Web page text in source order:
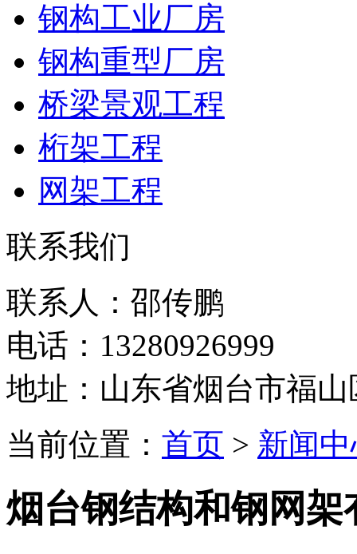
钢构工业厂房
钢构重型厂房
桥梁景观工程
桁架工程
网架工程
联系我们
联系人：邵传鹏
电话：13280926999
地址：山东省烟台市福
当前位置： 首页 > 新闻
烟台钢结构和钢网架